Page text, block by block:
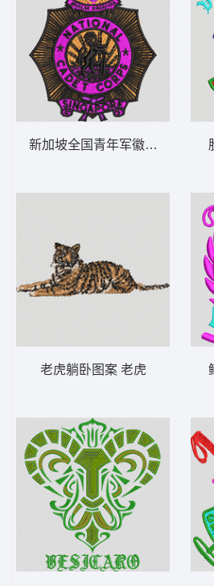
新加坡全国青年军徽章 男装 章
老虎躺卧图案 老虎